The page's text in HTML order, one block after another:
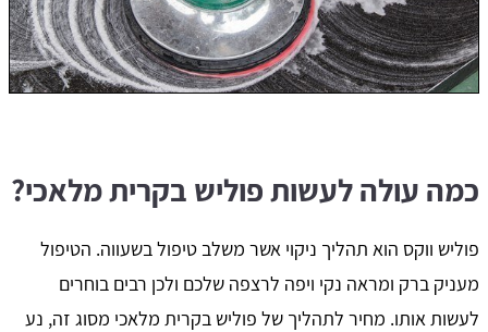
כמה עולה לעשות פוליש בקרית מלאכי?
פוליש ווקס הוא תהליך ניקוי אשר משלב טיפול בשעווה. הטיפול
מעניק ברק ומראה נקי ויפה לרצפה שלכם ולכן רבים בוחרים
לעשות אותו. מחיר לתהליך של פוליש בקרית מלאכי מסוג זה, נע